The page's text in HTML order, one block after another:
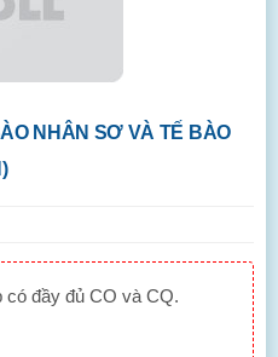
NHÂN SƠ VÀ TẾ BÀO
có đầy đủ CO và CQ.